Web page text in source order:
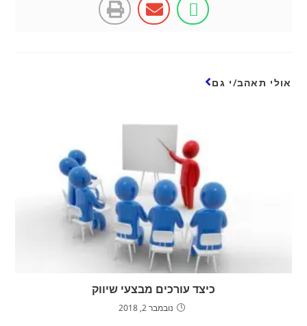
אולי תאהב/י גם
כיצד עורכים מבצעי שיווק
נובמבר 2, 2018